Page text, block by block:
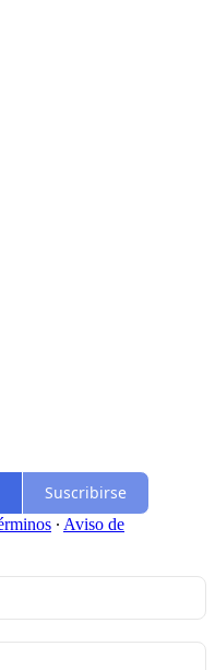
Suscribirse
∙ Aviso de